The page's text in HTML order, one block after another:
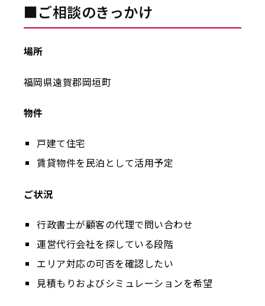
■ご相談のきっかけ
場所
福岡県遠賀郡岡垣町
物件
戸建て住宅
賃貸物件を民泊として活用予定
ご状況
行政書士が顧客の代理で問い合わせ
運営代行会社を探している段階
エリア対応の可否を確認したい
見積もりおよびシミュレーションを希望